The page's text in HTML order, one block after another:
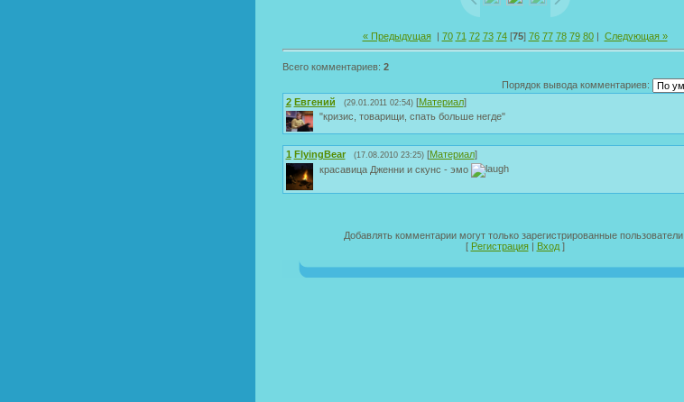
« Предыдущая| 70 71 72 73 74[75] 76 77 78 79 80| Следующая »
Всего комментариев: 2
Порядок вывода комментариев:
2 Евгений (29.01.2011 02:54)[Материал]
"кризис, товарищи, спать больше негде"
1 FlyingBear (17.08.2010 23:25)[Материал]
красавица Дженни и скунс - эмо
Добавлять комментарии могут только зарегистрированные пользователи.
[ Регистрация| Вход]